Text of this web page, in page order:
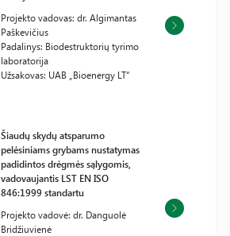
Projekto vadovas: dr. Algimantas
Paškevičius
Padalinys: Biodestruktorių tyrimo
laboratorija
Užsakovas: UAB „Bioenergy LT“
Šiaudų skydų atsparumo
pelėsiniams grybams nustatymas
padidintos drėgmės sąlygomis,
vadovaujantis LST EN ISO
846:1999 standartu
Projekto vadovė: dr. Danguolė
Bridžiuvienė